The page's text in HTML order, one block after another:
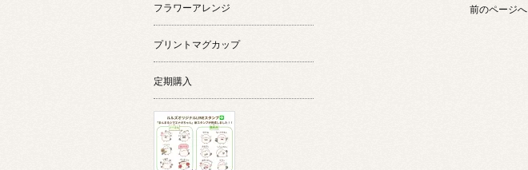
前のページへ
フラワーアレンジ
プリントマグカップ
定期購入